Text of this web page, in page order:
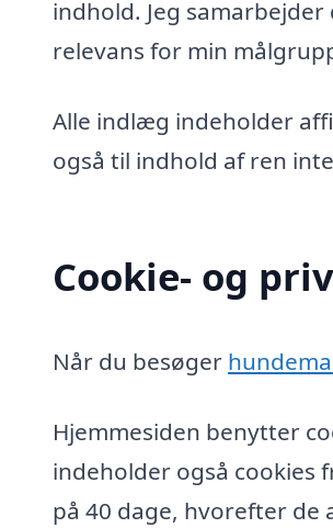
indhold. Jeg
relevans for min
Alle indlæg indeholder
også til indhold af ren
Cookie- og
Når du besøger
Hjemmesiden benytter
indeholder også cookies
på 40 dage, hvorefter de